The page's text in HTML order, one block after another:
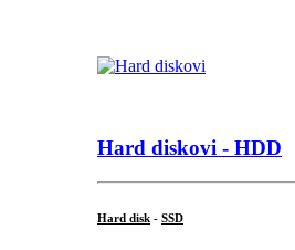
Hard diskovi - HDD
Hard disk - SSD